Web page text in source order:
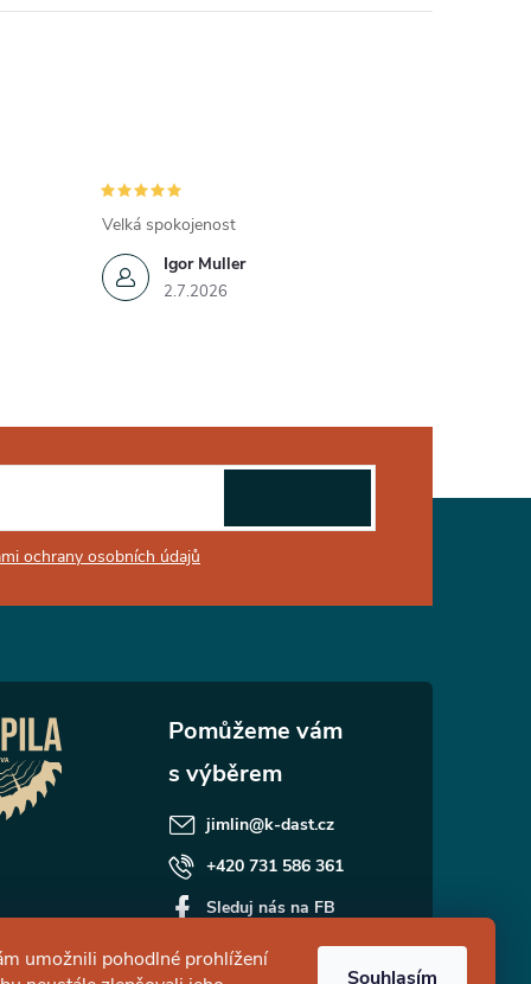
umožnili pohodlné prohlížení
Souhlasím
Igor Muller
2.7.2026
Velká spokojenost
ochrany osobních údajů
jimlin@k-dast.cz
+420 731 586 361
Sleduj nás na FB
kdast_prodejreziva